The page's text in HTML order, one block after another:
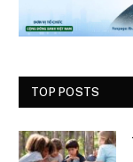
TOP POSTS